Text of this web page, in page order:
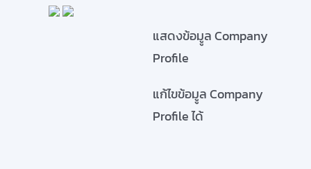
แสดงข้อมููล Company
Profile
แก้ไขข้อมููล Company
Profile ได้